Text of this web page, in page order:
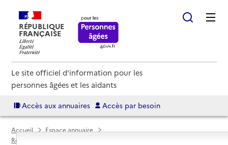
RÉPUBLIQUE
FRANÇAISE
Le site officiel d'information pour les
personnes âgées et les aidants
Accès aux annuaires Accès par besoin
Accueil
Espace annuaire
Résidences autonomie par département